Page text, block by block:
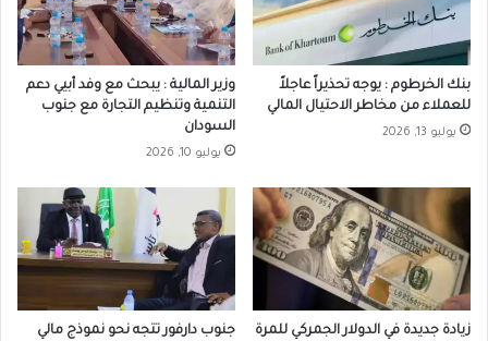
بنك الخرطوم : يوجه تحذيراً عاجلاً
للعملاء من مخاطر الاحتيال المالي
يوليو 13, 2026
وزير المالية : يبحث مع وفد أبيي دعم
التنمية وتنظيم التجارة مع جنوب
السودان
يوليو 10, 2026
زيادة جديدة في الدولار الجمركي للمرة
جنوب دارفور تتجه نحو نموذج مالي